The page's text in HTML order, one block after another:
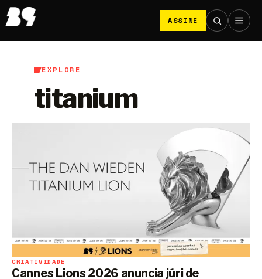
ASSINE
EXPLORE
titanium
CRIATIVIDADE
Cannes Lions 2026 anuncia júri de